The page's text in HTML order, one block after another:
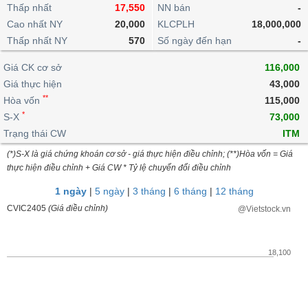
lỗ
dịch
nội
Niên
giám
Tài
liệu
cổ
Định
giá
ngoài
doanh
Top
cổ
phiếu
ngành
dịch
Chứng
quyền
quan
Thống
giao
dịch
Thống
giao
dịch
Tin
tức
Phân
tích
kỹ
thuật
trực
tuyến
Bộ
lọc
cổ
So
Vĩ
mô
lai
Chứng
quyền
Trái
phiếu
IR
Awards
tạo
Dịch
vụ
Thấp nhất
17,550
Cao nhất NY
20,000
Thấp nhất NY
570
NN bán
-
KLCPLH
18,000,000
Số ngày đến hạn
-
Giá CK cơ sở
116,000
Giá thực hiện
43,000
Hòa vốn **
115,000
S-X *
73,000
Trạng thái CW
ITM
(*)S-X là giá chứng khoán cơ sở - giá thực hiện điều chỉnh; (**)Hòa vốn = Giá
thực hiện điều chỉnh + Giá CW * Tỷ lệ chuyển đổi điều chỉnh
1 ngày| 5 ngày| 3 tháng | 6 tháng | 12 tháng
CVIC2405 (Giá điều chỉnh) @Vietstock.vn
18,100
BẤT
ĐỘNG
SẢN
TÀI
CHÍNH
HÀNG